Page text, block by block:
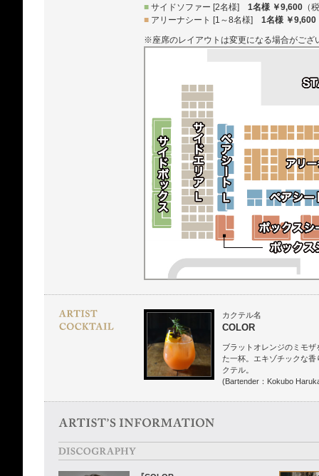
■ サイドソファー [2名様] 1名様 ￥9,600 （
■ アリーナシート [1～8名様] 1名様 ￥9,600
※座席のレイアウトは変更になる場合がござ
カクテル名
COLOR
ブラットオレンジのミモ
た一杯。エキゾチックな
クテル。
(Bartender：Kokubo